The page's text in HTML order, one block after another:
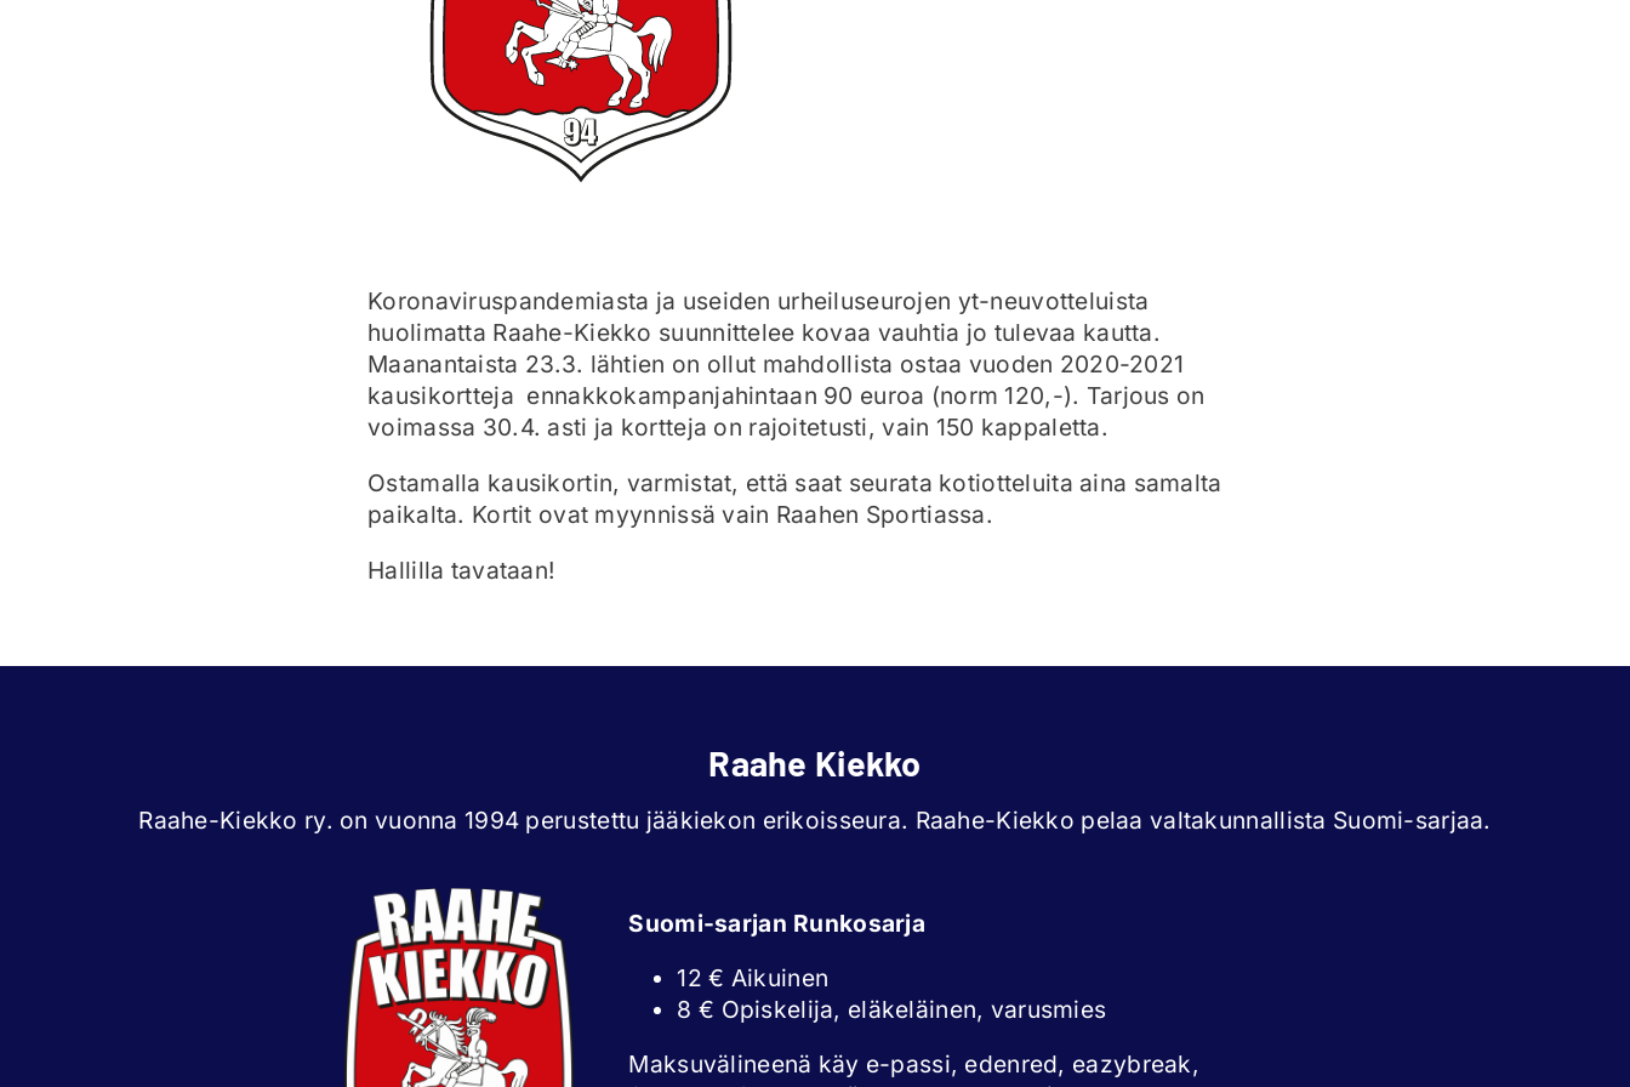
Koronaviruspandemiasta ja useiden urheiluseurojen yt-neuvotteluista
huolimatta Raahe-Kiekko suunnittelee kovaa vauhtia jo tulevaa kautta.
Maanantaista 23.3. lähtien on ollut mahdollista ostaa vuoden 2020-2021
kausikortteja ennakkokampanjahintaan 90 euroa (norm 120,-). Tarjous on
voimassa 30.4. asti ja kortteja on rajoitetusti, vain 150 kappaletta.
Ostamalla kausikortin, varmistat, että saat seurata kotiotteluita aina samalta
paikalta. Kortit ovat myynnissä vain Raahen Sportiassa.
Hallilla tavataan!
Raahe Kiekko
Raahe-Kiekko ry. on vuonna 1994 perustettu jääkiekon erikoisseura. Raahe-Kiekko pelaa valtakunnallista Suomi-sarjaa.
Suomi-sarjan Runkosarja
12 € Aikuinen
8 € Opiskelija, eläkeläinen, varusmies
Maksuvälineenä käy e-passi, edenred, eazybreak,